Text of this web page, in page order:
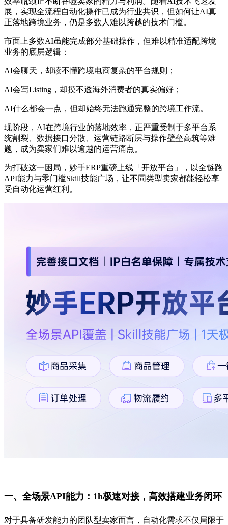
展，实现全流程自动化操作已成为行业共识，但如何让AI真
正落地跨境业务，仍是多数人难以跨越的技术门槛。
市面上多数AI虽能完成部分基础操作，但难以精准适配跨境
业务的底层逻辑：
AI会聊天，却读不懂跨境电商复杂的平台规则；
AI会写Listing，却摸不透海外消费者的真实偏好；
AI什么都会一点，但却始终无法跑通完整的跨境工作流。
现阶段，AI在跨境行业的落地效率，正严重受制于多平台系
统割裂、数据接口分散、运营链路断层与操作壁垒高筑等难
题，成为卖家们难以逾越的运营痛点。
为打破这一困局，妙手ERP重磅上线「开放平台」，以全链路
API能力与零门槛Skill技能广场，让不同类型卖家都能轻松享
受自动化运营红利。
一、全场景API能力： 1h极速对接，高效搭建业务闭环
对于具备研发能力的团队型卖家而言，自动化需求不仅局限于